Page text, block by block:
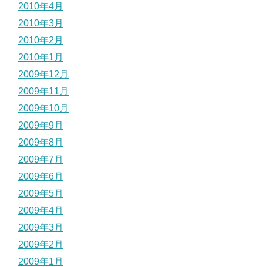
2010年4月
2010年3月
2010年2月
2010年1月
2009年12月
2009年11月
2009年10月
2009年9月
2009年8月
2009年7月
2009年6月
2009年5月
2009年4月
2009年3月
2009年2月
2009年1月